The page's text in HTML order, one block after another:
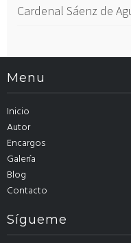
Cardenal Sáenz de
Menu
Inicio
Autor
Encargos
Galería
Blog
Contacto
Sígueme